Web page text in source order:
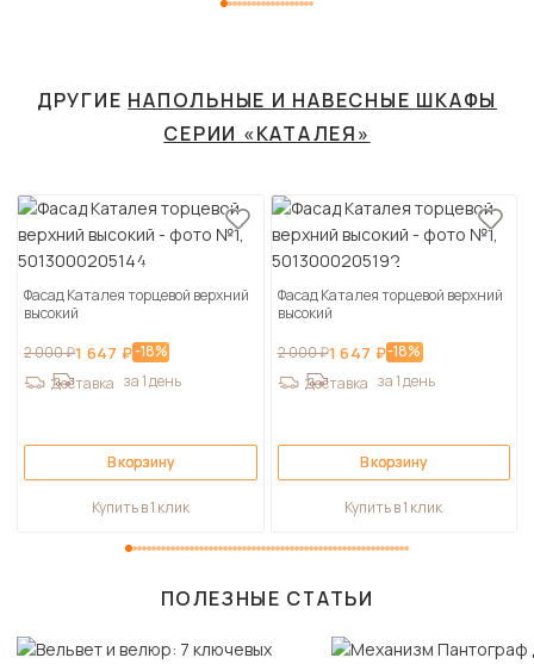
ДРУГИЕ НАПОЛЬНЫЕ И НАВЕСНЫЕ ШКАФЫ
СЕРИИ «КАТАЛЕЯ»
Фасад Каталея торцевой верхний
высокий
2 000 ₽1 647 ₽-18%
Доставка за 1 день
В корзину
Купить в 1 клик
Фасад Каталея торцевой верхний
высокий
2 000 ₽1 647 ₽-18%
Доставка за 1 день
В корзину
Купить в 1 клик
ПОЛЕЗНЫЕ СТАТЬИ